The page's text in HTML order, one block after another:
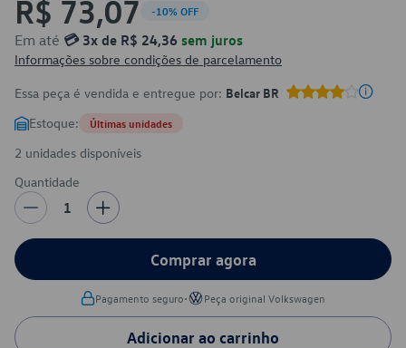
R$ 73,07 -10% OFF
Em até 💳 3x de R$ 24,36 sem juros
Informações sobre condições de parcelamento
Essa peça é vendida e entregue por: Belcar BR
Estoque: Últimas unidades
2 unidades disponíveis
Quantidade
1
Comprar agora
Pagamento seguro• Peça original Volkswagen
Adicionar ao carrinho